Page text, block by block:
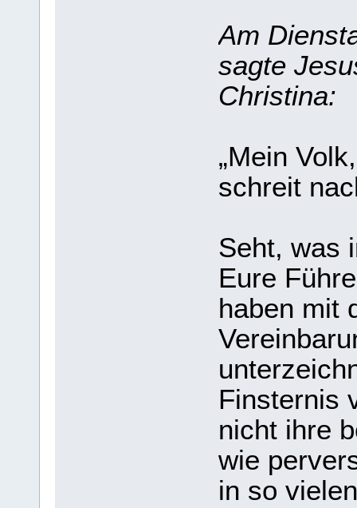
Am
sagte
Christina:
„Mein
schreit
Seht, was
Eure
haben mit
Finsternis
nicht ihre
wie
in so